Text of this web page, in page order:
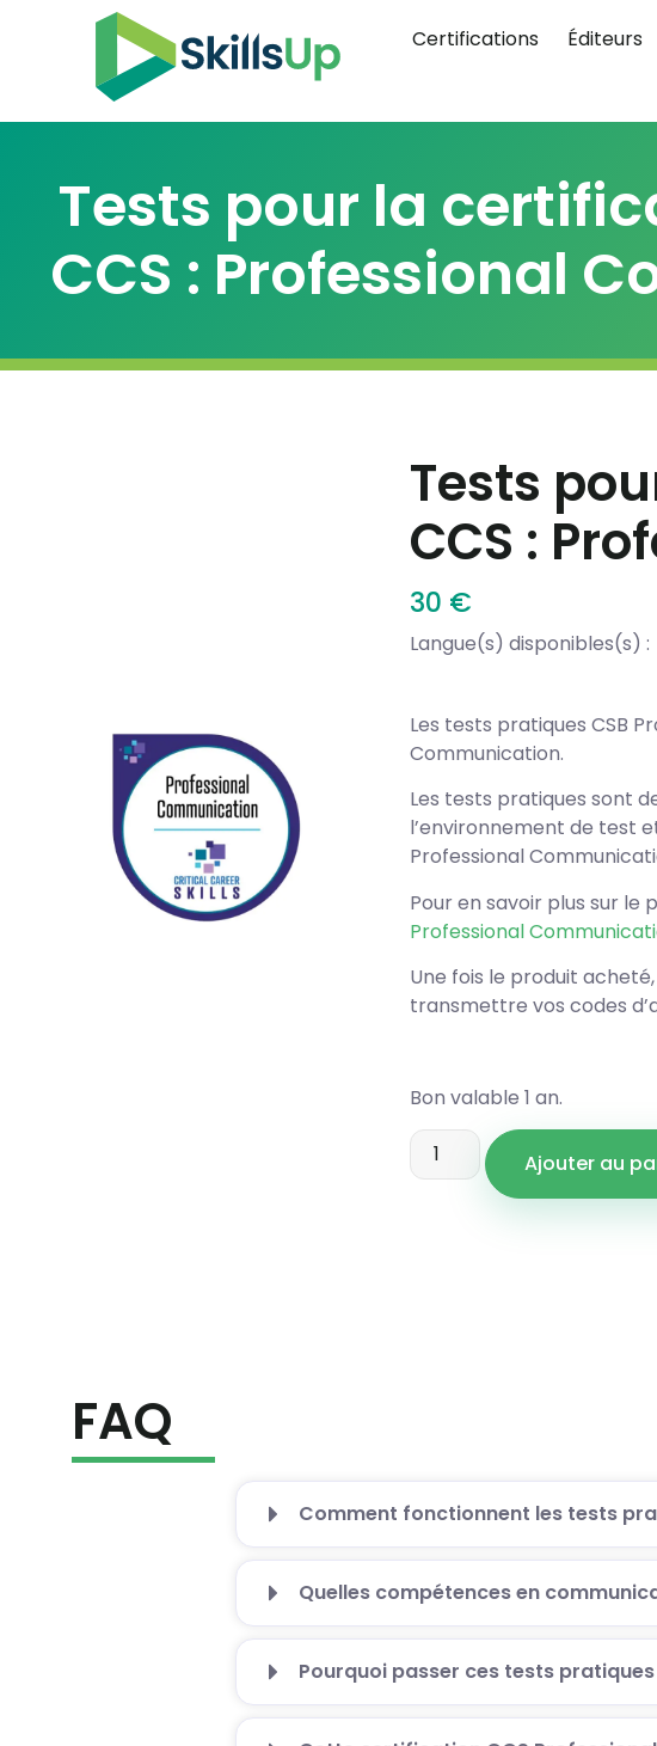
Certifications Éditeurs
Tests pour la
CCS : Professional
Tests
CCS :
30 €
Langue(s) disponibles(s) :
Les tests pratiques CSB
Communication.
Les tests pratiques sont
l’environnement de test
Professional
Pour en savoir plus sur le
Professional
Une fois le produit
transmettre vos codes
Bon valable 1 an.
Ajouter au
FAQ
Comment fonctionnent les tests
Quelles compétences en
Pourquoi passer ces tests